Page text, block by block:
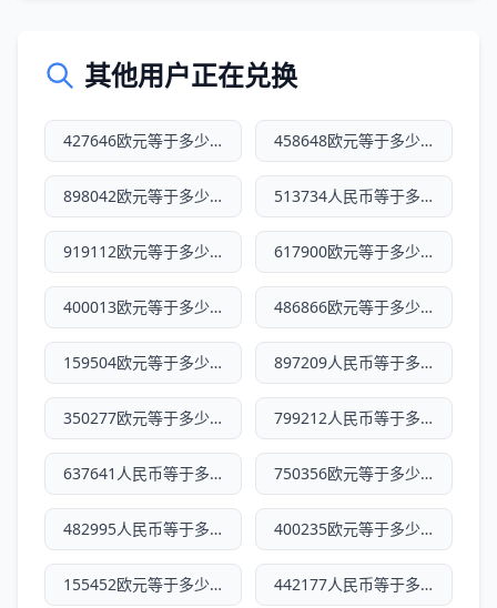
其他用户正在兑换
427646欧元等于多少人民币 458648欧元等于多少人民币
898042欧元等于多少人民币 513734人民币等于多少欧元
919112欧元等于多少人民币 617900欧元等于多少人民币
400013欧元等于多少人民币 486866欧元等于多少人民币
159504欧元等于多少人民币 897209人民币等于多少欧元
350277欧元等于多少人民币 799212人民币等于多少欧元
637641人民币等于多少欧元 750356欧元等于多少人民币
482995人民币等于多少欧元 400235欧元等于多少人民币
155452欧元等于多少人民币 442177人民币等于多少欧元